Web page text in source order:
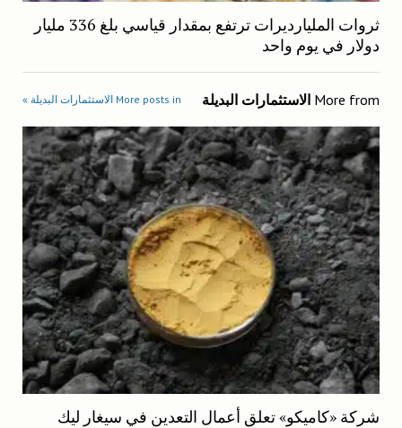
ثروات المليارديرات ترتفع بمقدار قياسي بلغ 336 مليار
دولار في يوم واحد
More from الاستثمارات البديلة More posts in الاستثمارات البديلة »
شركة «كاميكو» تعلق أعمال التعدين في سيغار ليك